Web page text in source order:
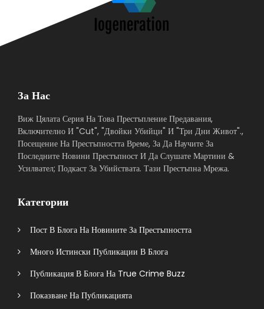
За Нас
Виж Цялата Серия На Това Престъпление Предавания,
Включително И "Cut", "Двойки Убийци" И "Три Дни Живот".,
Посещение На Престъпността Време, За Да Научите За
Последните Новини Престъпност И Да Слушате Мартини &
Усилвател; Подкаст За Убийствата. Тази Престъпна Мрежа.
Категории
Пост В Блога На Новините За Престъпността
Много Истински Публикации В Блога
Публикация В Блога На True Crime Buzz
Показване На Публикацията